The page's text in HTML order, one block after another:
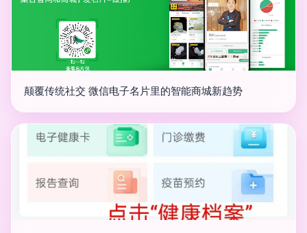
颠覆传统社交 微信电子名片里的智能商城新趋势